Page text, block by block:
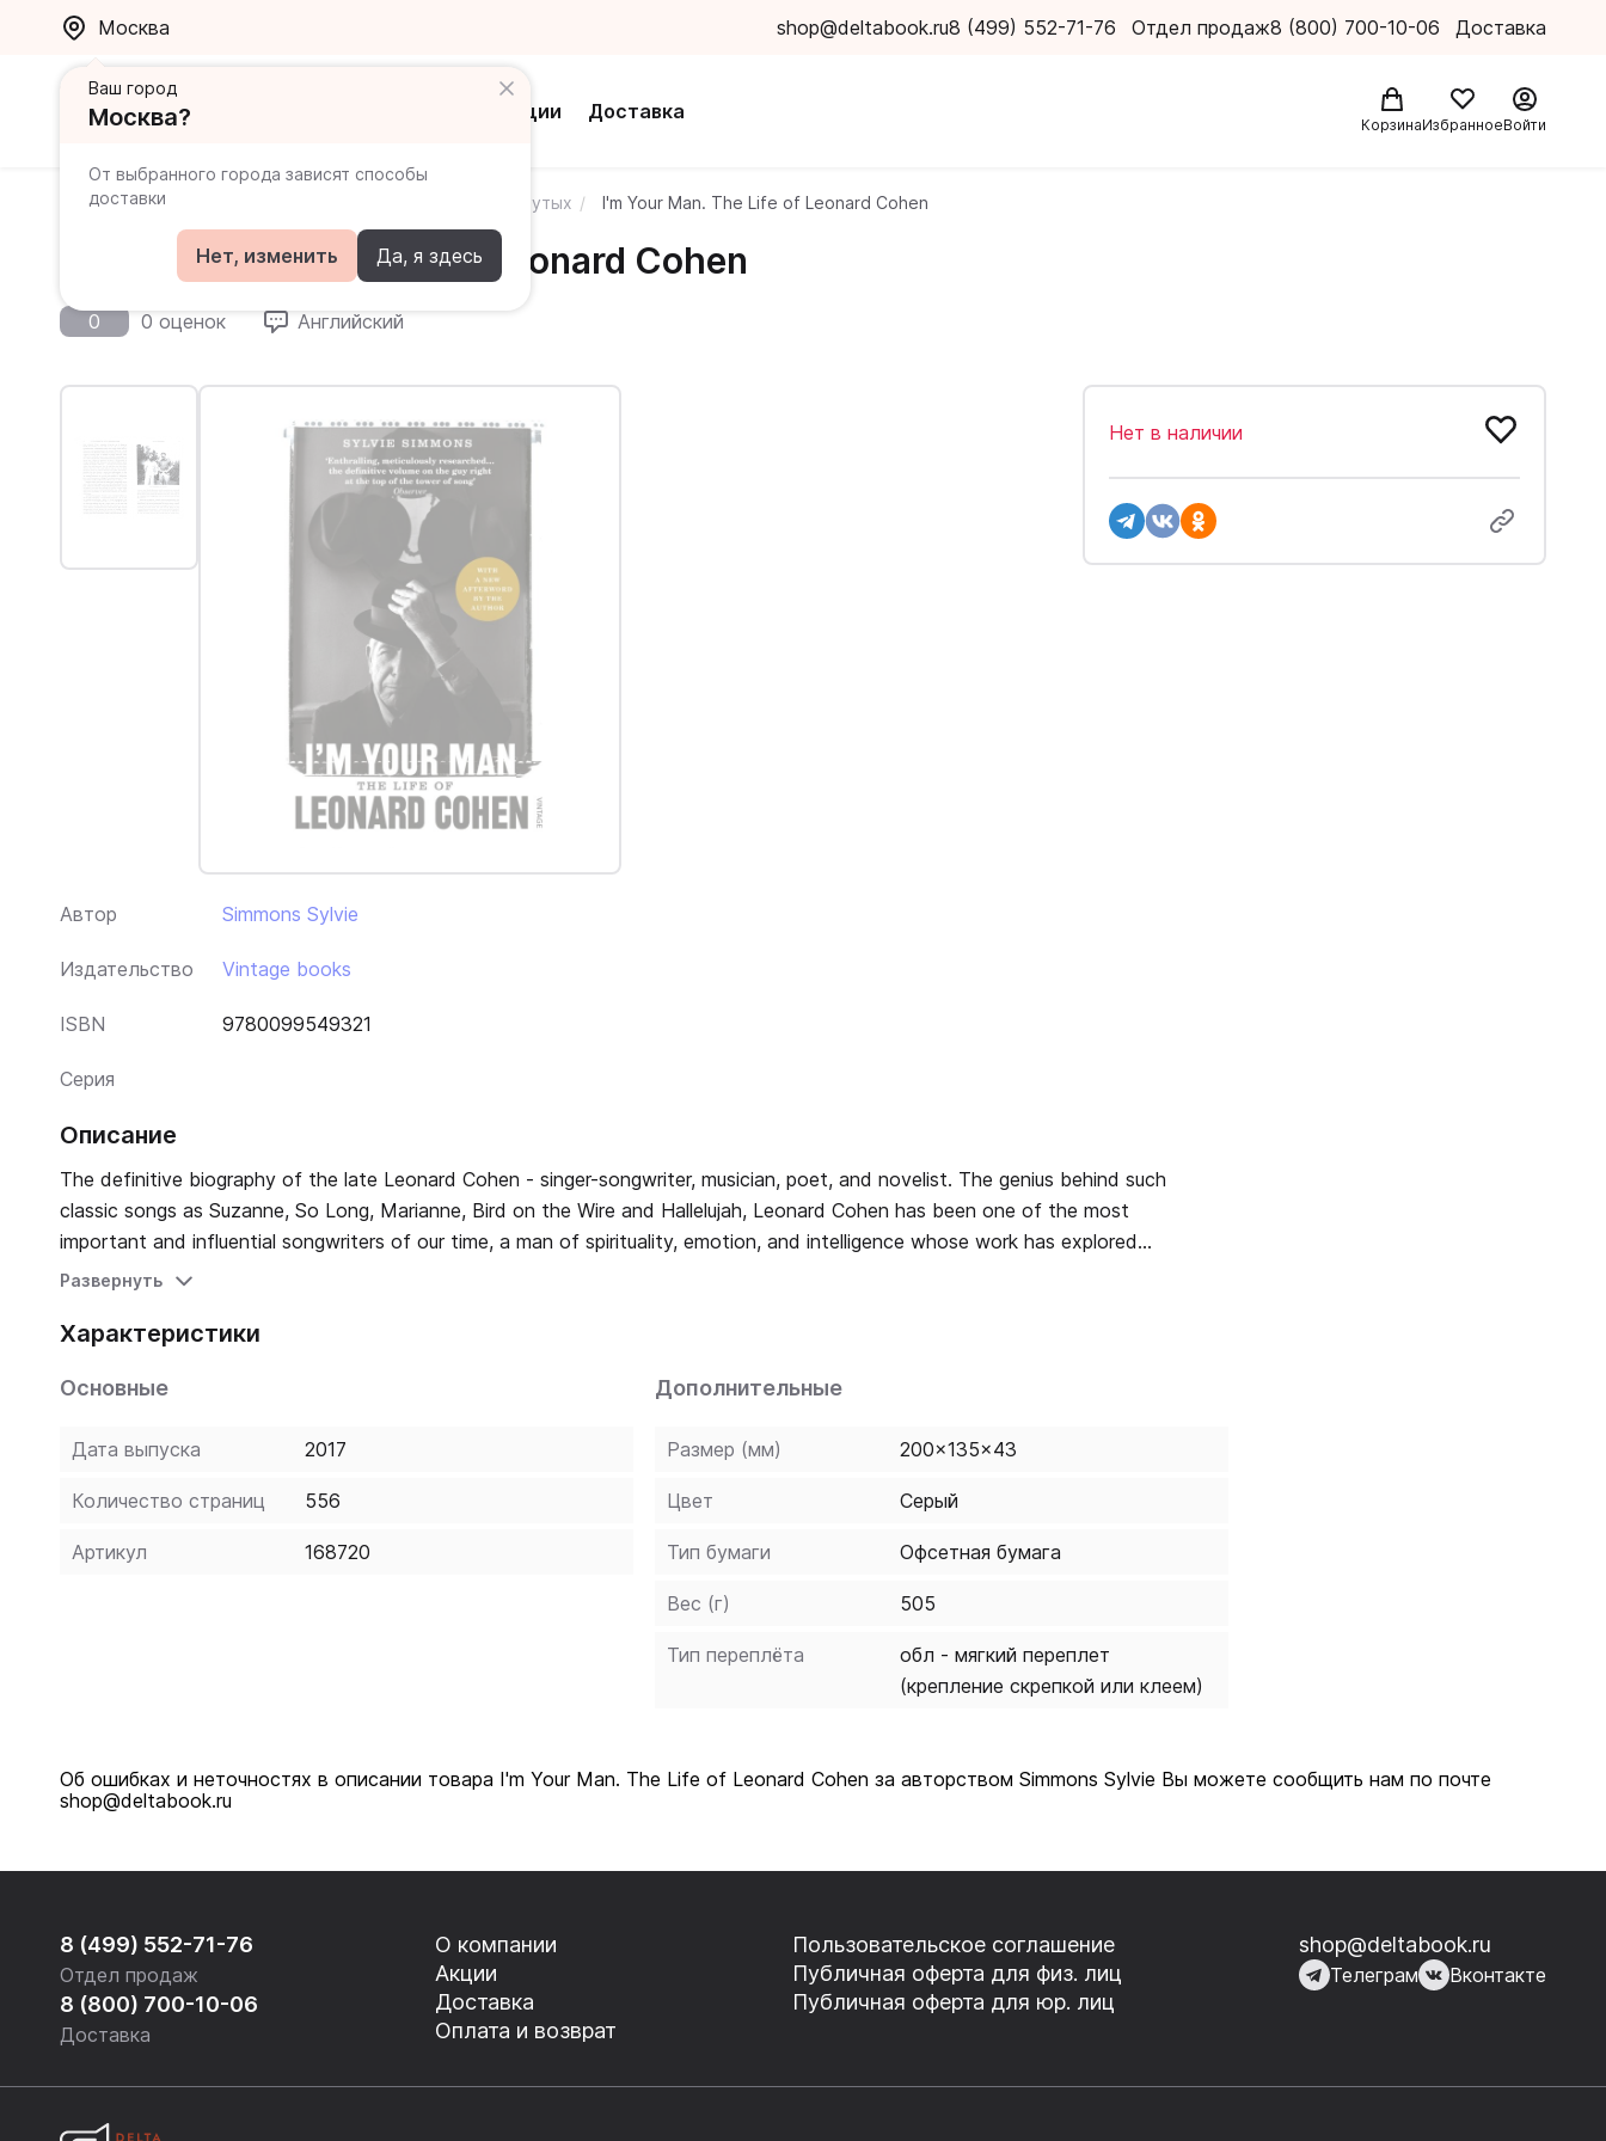
Москва shop@deltabook.ru8 (499) 552-71-76 Отдел продаж8 (800) 700-10-06 Доставка
Акции Доставка
КорзинаИзбранноеВойти
Ваш город
Москва?
От выбранного города зависят способы
доставки
Нет, изменить Да, я здесь
Главная Каталог Книги на английском для продвинутых I'm Your Man. The Life of Leonard Cohen
I'm Your Man. The Life of Leonard Cohen
0 0 оценок Английский
Автор Simmons Sylvie
Издательство Vintage books
ISBN 9780099549321
Серия
Нет в наличии
Описание
The definitive biography of the late Leonard Cohen - singer-songwriter, musician, poet, and novelist. The genius behind such
classic songs as Suzanne, So Long, Marianne, Bird on the Wire and Hallelujah, Leonard Cohen has been one of the most
important and influential songwriters of our time, a man of spirituality, emotion, and intelligence whose work has explored
the definitive issues of human life - sex, religion, power, meaning, love. I'm Your Man explores the facets of Cohen's life.
closest associates, colleagues, and other artists whose work he has inspired. Containing exclusive material and interviews,
Развернуть
Характеристики
Основные
Дата выпуска 2017
Количество страниц 556
Артикул 168720
Дополнительные
Размер (мм) 200x135x43
Цвет Серый
Тип бумаги Офсетная бумага
Вес (г) 505
Тип переплёта
обл - мягкий переплет
(крепление скрепкой или клеем)
Об ошибках и неточностях в описании товара I'm Your Man. The Life of Leonard Cohen за авторством Simmons Sylvie Вы можете сообщить нам по почте
shop@deltabook.ru
8 (499) 552-71-76
Отдел продаж
8 (800) 700-10-06
Доставка
О компании
Акции
Доставка
Оплата и возврат
Пользовательское соглашение
Публичная оферта для физ. лиц
Публичная оферта для юр. лиц
shop@deltabook.ru
Телеграм Вконтакте